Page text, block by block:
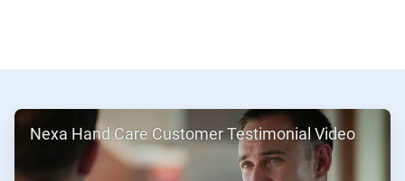
ArticleTile
Nexa Hand Care Customer Testimonial Video